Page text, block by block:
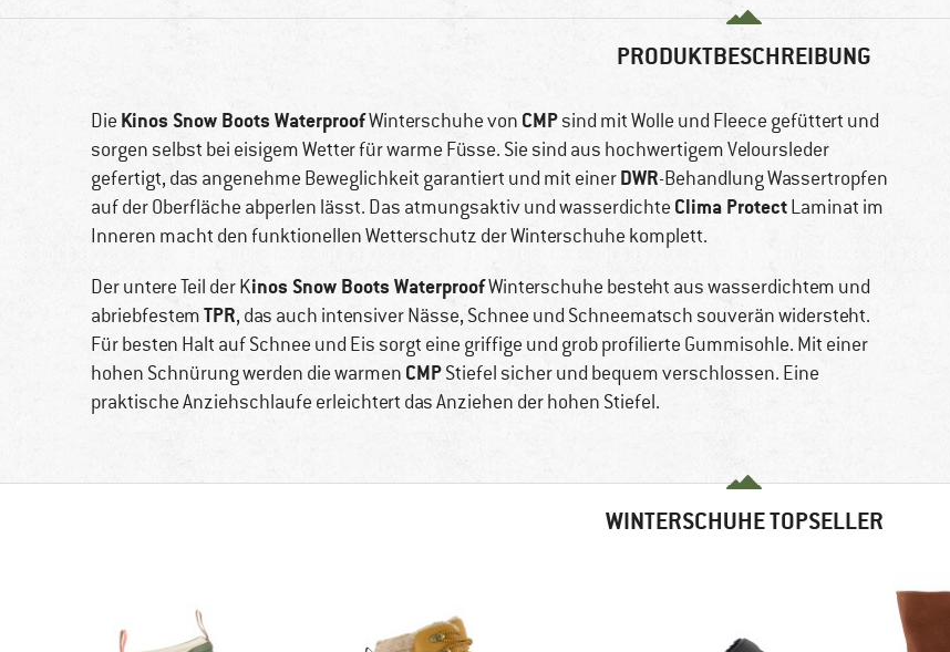
PRODUKTBESCHREIBUNG
Die Kinos Snow Boots WaterproofWinterschuhe von CMPsind mit Wolle und Fleece gefüttert und
sorgen selbst bei eisigem Wetter für warme Füsse. Sie sind aus hochwertigem Veloursleder
gefertigt, das angenehme Beweglichkeit garantiert und mit einerDWR-Behandlung Wassertropfen
auf der Oberfläche abperlen lässt. Das atmungsaktiv und wasserdichte Clima ProtectLaminat im
Inneren macht den funktionellen Wetterschutz der Winterschuhe komplett.
Der untere Teil der Kinos Snow Boots WaterproofWinterschuhe besteht aus wasserdichtem und
abriebfestemTPR, das auch intensiver Nässe, Schnee und Schneematsch souverän widersteht.
Für besten Halt auf Schnee und Eis sorgt eine griffige und grob profilierte Gummisohle. Mit einer
hohen Schnürung werden die warmen CMPStiefel sicher und bequem verschlossen. Eine
praktische Anziehschlaufe erleichtert das Anziehen der hohen Stiefel.
WINTERSCHUHE TOPSELLER